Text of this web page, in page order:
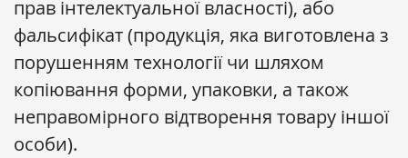
прав інтелектуальної власності), або
фальсифікат (продукція, яка виготовлена з
порушенням технології чи шляхом
копіювання форми, упаковки, а також
неправомірного відтворення товару іншої
особи).